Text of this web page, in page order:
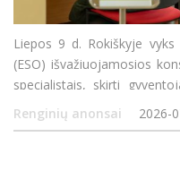
Liepos 9 d. Rokiškyje vyks
(ESO) išvažiuojamosios
specialistais, skirti
gyventojai bus laukiami nuo
vie&s
Renginių anonsai 2026-